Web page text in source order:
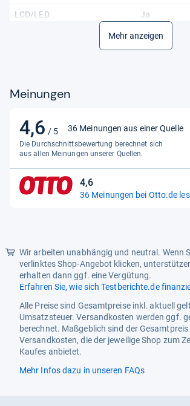
LCD/LED Ja
Nein
UHD Premium
Anschlüsse
12V-Anschluss Nein
ALLM Ja
Anzahl HDMI
Bluetooth Ja
USB 3.0 Ja
Ausgangsleistung 20 W
Subwoofer Nein
Mehr anzeigen
Meinungen
4,6 / 5
4,6
von
5
Sternen
36 Meinungen aus einer Quelle
Die Durchschnittsbewertung berechnet sich
aus allen Meinungen unserer Quellen.
4,6
4,6
von
36 Meinungen bei Otto.de
Wir arbeiten unabhängig und neutral. Wenn
verlinktes Shop-Angebot klicken,
erhalten dann ggf. eine Vergütung.
Erfahren Sie, wie sich Testberichte.de
Alle Preise sind Gesamtpreise inkl. aktuell
Umsatzsteuer. Versandkosten werden ggf.
berechnet. Maßgeblich sind der Gesamtpreis
Versandkosten, die der jeweilige Shop zum
Kaufes anbietet.
Mehr Infos dazu in unseren FAQs